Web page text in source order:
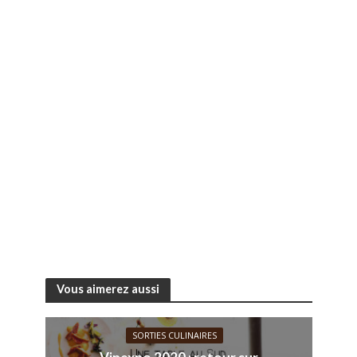
Vous aimerez aussi
SORTIES CULINAIRES